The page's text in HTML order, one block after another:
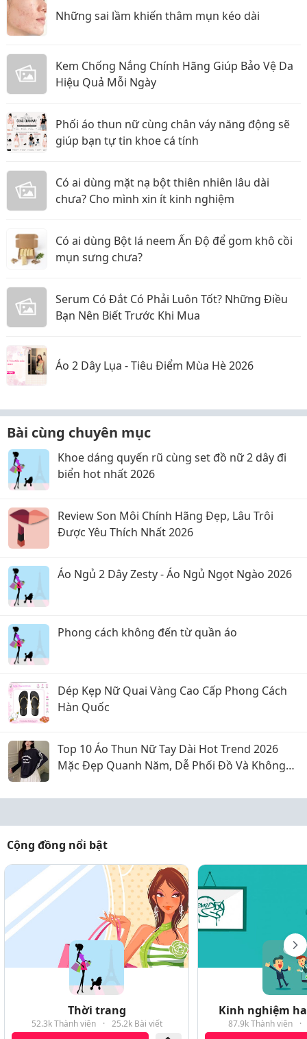
Những sai lầm khiến thâm mụn kéo dài
Kem Chống Nắng Chính Hãng Giúp Bảo Vệ Da
Hiệu Quả Mỗi Ngày
Phối áo thun nữ cùng chân váy năng động sẽ
giúp bạn tự tin khoe cá tính
Có ai dùng mặt nạ bột thiên nhiên lâu dài
chưa? Cho mình xin ít kinh nghiệm
Có ai dùng Bột lá neem Ấn Độ để gom khô cồi
mụn sưng chưa?
Serum Có Đắt Có Phải Luôn Tốt? Những Điều
Bạn Nên Biết Trước Khi Mua
Áo 2 Dây Lụa - Tiêu Điểm Mùa Hè 2026
Bài cùng chuyên mục
Khoe dáng quyến rũ cùng set đồ nữ 2 dây đi
biển hot nhất 2026
Review Son Môi Chính Hãng Đẹp, Lâu Trôi
Được Yêu Thích Nhất 2026
Áo Ngủ 2 Dây Zesty - Áo Ngủ Ngọt Ngào 2026
Phong cách không đến từ quần áo
Dép Kẹp Nữ Quai Vàng Cao Cấp Phong Cách
Hàn Quốc
Top 10 Áo Thun Nữ Tay Dài Hot Trend 2026
Mặc Đẹp Quanh Năm, Dễ Phối Đồ Và Không
Cộng đồng nổi bật
Thời trang
52.3k Thành viên · 25.2k Bài viết
Kinh nghiệm
87.9k Thành viên ·